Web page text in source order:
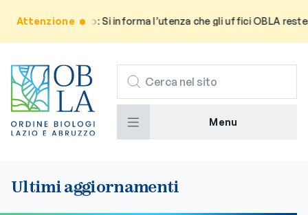
AttenzioneAvviso: Si informa l’utenza che gli uffici OBLA
CERCA
Menu
Ultimi aggiornamenti